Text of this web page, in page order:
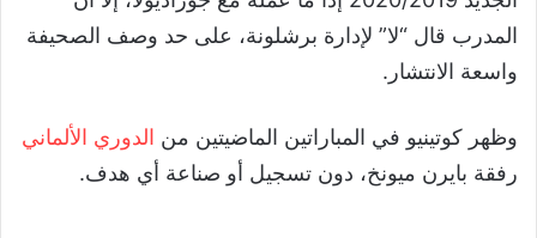
المدرب قال “لا” لإدارة برشلونة، على حد وصف الصحيفة
واسعة الانتشار.
وظهر كوتينيو في المباراتين الماضيتين من الدوري الألماني
رفقة بايرن ميونخ، دون تسجيل أو صناعة أي هدف.